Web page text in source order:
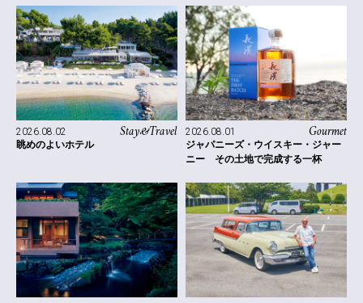
Stay&Travel
2026.08.02
眺めのよいホテル
Gourmet
2026.08.01
ジャパニーズ・ウイスキー・ジャー
ニー その土地で完成する一杯